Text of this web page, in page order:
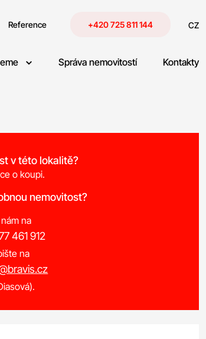
Reference +420 725 811 144 CZ
Správa nemovitostí Kontakty
v této lokalitě?
o koupi.
nemovitost?
na
461 912
na